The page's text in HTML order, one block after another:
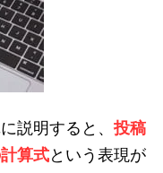
説明すると、投稿
算式という表現が